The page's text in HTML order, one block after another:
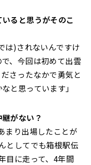
ると思うがそのこ
は)されないんですけ
、今回は初めて出雲
さったなかで勇気と
と思っています」
がない？
まり出場したことが
としてでも箱根駅伝
目に走って、4年間